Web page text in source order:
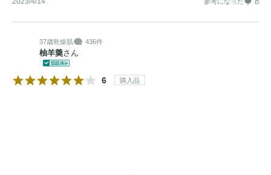
37歳乾燥肌 436件
柚羊羮さん
6 購入品